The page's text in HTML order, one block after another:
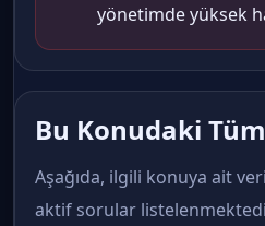
yönetimde yüksek
Bu Konudaki
Aşağıda, ilgili konuya ait
aktif sorular